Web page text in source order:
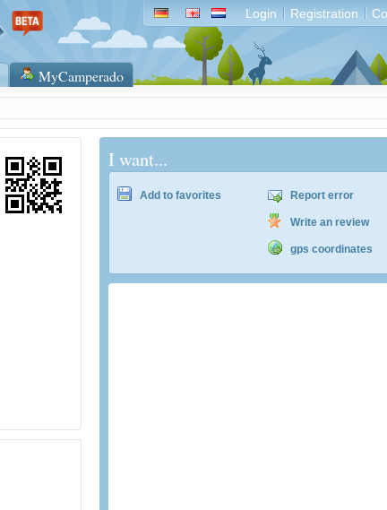
Login Registration
MyCamperado
I want...
Add to favorites Report error
Write an review
gps coordinates